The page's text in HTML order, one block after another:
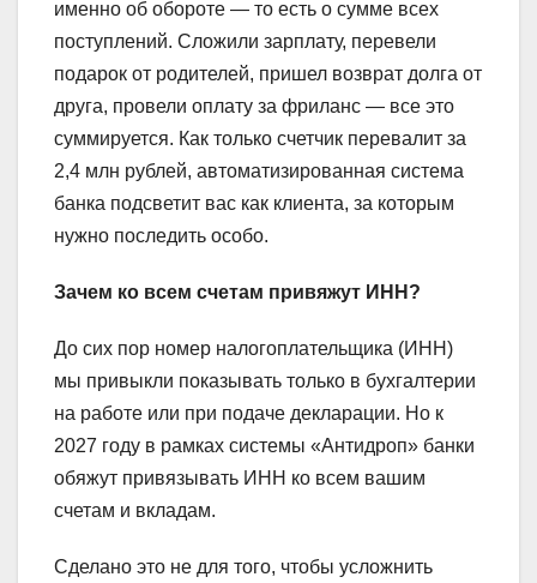
именно об обороте — то есть о сумме всех
поступлений. Сложили зарплату, перевели
подарок от родителей, пришел возврат долга от
друга, провели оплату за фриланс — все это
суммируется. Как только счетчик перевалит за
2,4 млн рублей, автоматизированная система
банка подсветит вас как клиента, за которым
нужно последить особо.
Зачем ко всем счетам привяжут ИНН?
До сих пор номер налогоплательщика (ИНН)
мы привыкли показывать только в бухгалтерии
на работе или при подаче декларации. Но к
2027 году в рамках системы «Антидроп» банки
обяжут привязывать ИНН ко всем вашим
счетам и вкладам.
Сделано это не для того, чтобы усложнить